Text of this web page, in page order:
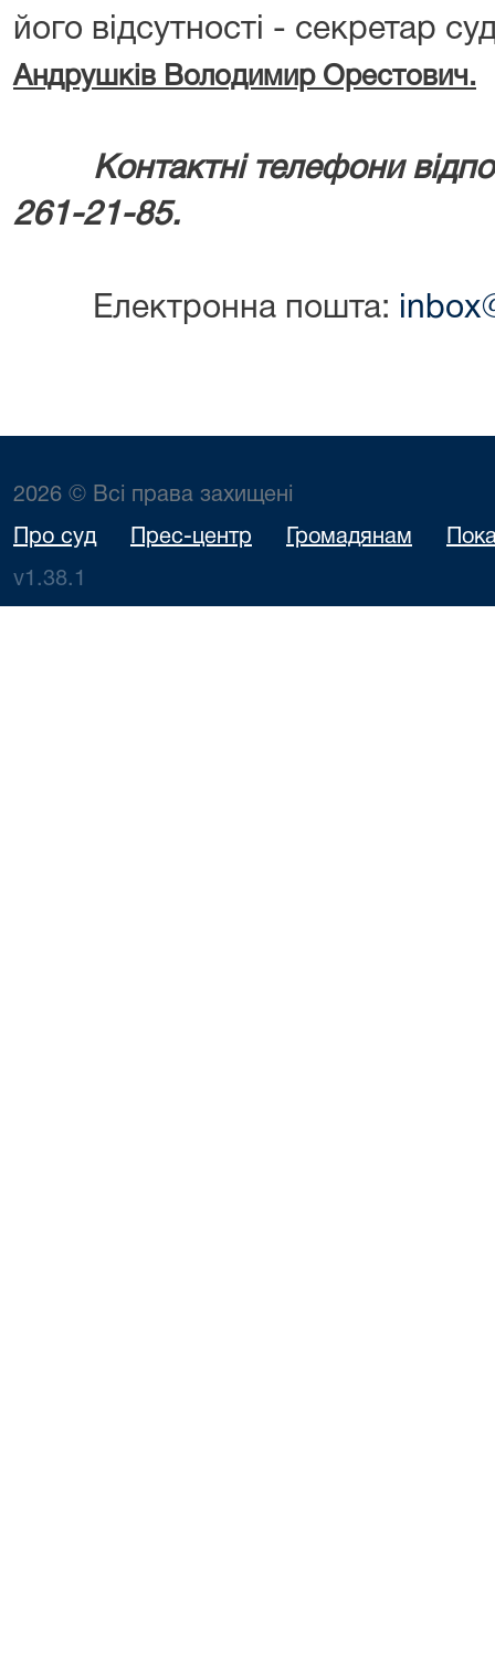
його відсутності - секретар
Андрушків Володимир Орестович.
Контактні телефони
261-21-85.
Електронна пошта:
2026 © Всі права захищені
Про суд Прес-центр Громадянам
v1.38.1